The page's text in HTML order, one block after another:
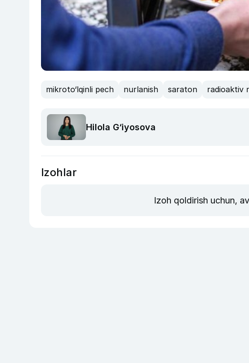
mikroto‘lqinli pech nurlanish saraton radioaktiv
Hilola G‘iyosova
Izohlar
Izoh qoldirish uchun,